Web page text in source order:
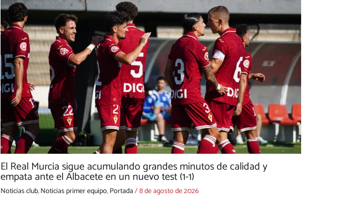
El Real Murcia sigue acumulando grandes minutos de calidad y
empata ante el Albacete en un nuevo test (1-1)
Noticias club,Noticias primer equipo,Portada/8 de agosto de 2026